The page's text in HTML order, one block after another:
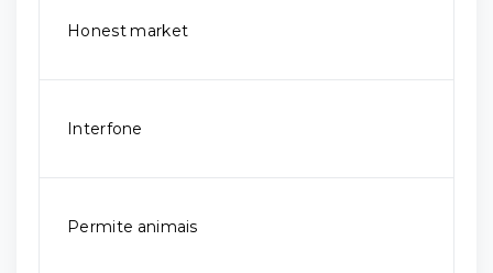
Honest market
Interfone
Permite animais